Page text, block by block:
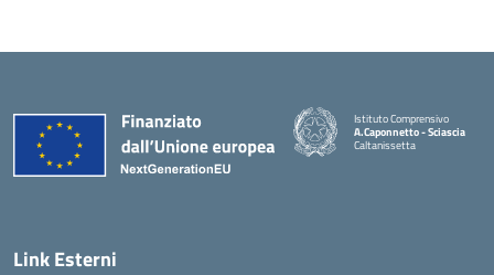
Istituto Comprensivo
A.Caponnetto - Sciascia
Caltanissetta
Link Esterni